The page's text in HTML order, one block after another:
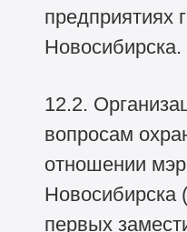
предприятиях
Новосибирска.
12.2.
вопросам
отношении
Новосибирска
первых